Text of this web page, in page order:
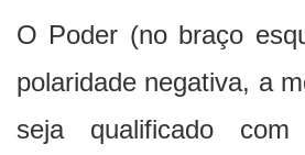
O Poder (no braço
polaridade negativa, a
seja qualificado